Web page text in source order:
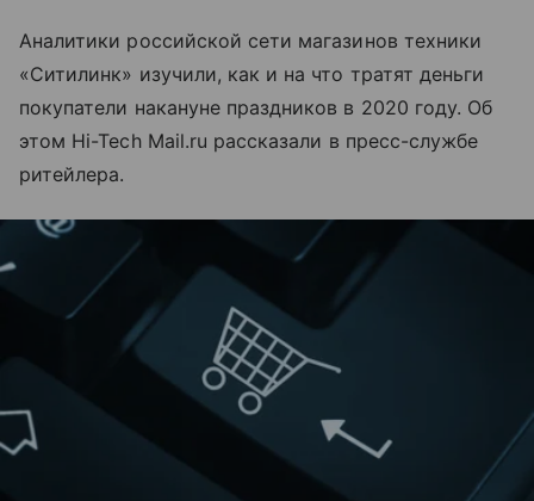
Аналитики российской сети магазинов техники
«Ситилинк» изучили, как и на что тратят деньги
покупатели накануне праздников в 2020 году. Об
этом Hi-Tech Mail.ru рассказали в пресс-службе
ритейлера.